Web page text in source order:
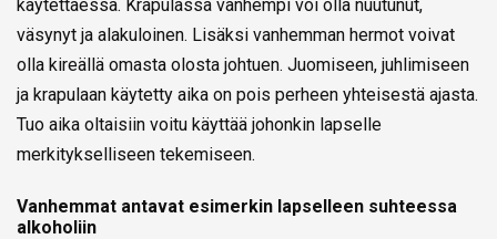
käytettäessä. Krapulassa vanhempi voi olla nuutunut,
väsynyt ja alakuloinen. Lisäksi vanhemman hermot voivat
olla kireällä omasta olosta johtuen. Juomiseen, juhlimiseen
ja krapulaan käytetty aika on pois perheen yhteisestä ajasta.
Tuo aika oltaisiin voitu käyttää johonkin lapselle
merkitykselliseen tekemiseen.
Vanhemmat antavat esimerkin lapselleen suhteessa
alkoholiin